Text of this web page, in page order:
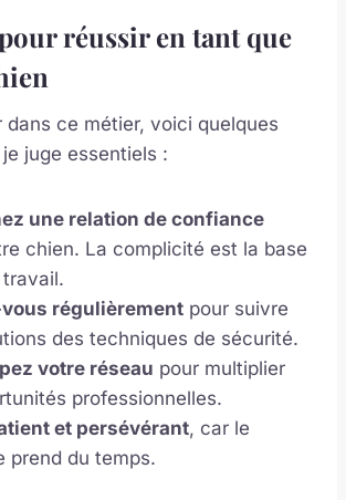
réussir en tant que
dans ce métier, voici quelques
juge essentiels :
une relation de confiance
chien. La complicité est la base
régulièrement pour suivre
des techniques de sécurité.
votre réseau pour multiplier
professionnelles.
et persévérant, car le
prend du temps.